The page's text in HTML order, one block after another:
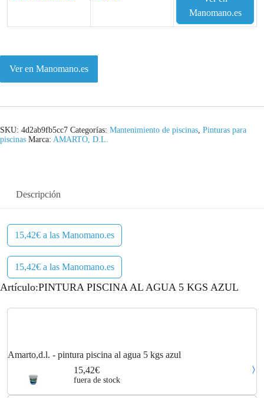
Manomano.es
Ver en Manomano.es
SKU: 4d2ab9fb5cc7 Categorías: Mantenimiento de piscinas, Pinturas para
piscinas Marca: AMARTO, D.L.
Descripción
15,42€ a las Manomano.es
15,42€ a las Manomano.es
Artículo:PINTURA PISCINA AL AGUA 5 KGS AZUL
Amarto,d.l. - pintura piscina al agua 5 kgs azul
15,42€
fuera de stock